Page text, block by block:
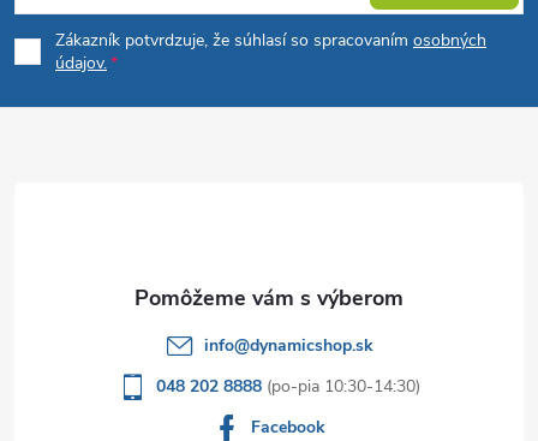
á
p
Zákazník potvrdzuje, že súhlasí so spracovaním osobných
údajov.
info@dynamicshop.sk
048 202 8888
Facebook